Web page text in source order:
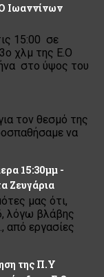
Ιωαννίνων
15:00 σε
χλμ της Ε.Ο
στο ύψος του
τον θεσμό της
να
15:30μμ -
Ζευγάρια
μας ότι,
λόγω βλάβης
από εργασίες
της Π.Υ